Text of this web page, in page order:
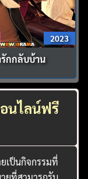
2023
กกลับบ้าน
นไลน์ฟรี
เป็นกิจกรรมที่